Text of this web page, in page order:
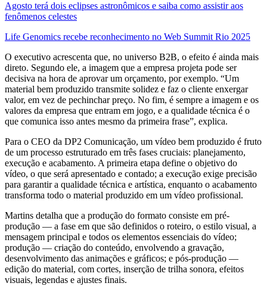
Agosto terá dois eclipses astronômicos e saiba como assistir aos
fenômenos celestes
Life Genomics recebe reconhecimento no Web Summit Rio 2025
O executivo acrescenta que, no universo B2B, o efeito é ainda mais
direto. Segundo ele, a imagem que a empresa projeta pode ser
decisiva na hora de aprovar um orçamento, por exemplo. “Um
material bem produzido transmite solidez e faz o cliente enxergar
valor, em vez de pechinchar preço. No fim, é sempre a imagem e os
valores da empresa que entram em jogo, e a qualidade técnica é o
que comunica isso antes mesmo da primeira frase”, explica.
Para o CEO da DP2 Comunicação, um vídeo bem produzido é fruto
de um processo estruturado em três fases cruciais: planejamento,
execução e acabamento. A primeira etapa define o objetivo do
vídeo, o que será apresentado e contado; a execução exige precisão
para garantir a qualidade técnica e artística, enquanto o acabamento
transforma todo o material produzido em um vídeo profissional.
Martins detalha que a produção do formato consiste em pré-
produção — a fase em que são definidos o roteiro, o estilo visual, a
mensagem principal e todos os elementos essenciais do vídeo;
produção — criação do conteúdo, envolvendo a gravação,
desenvolvimento das animações e gráficos; e pós-produção —
edição do material, com cortes, inserção de trilha sonora, efeitos
visuais, legendas e ajustes finais.